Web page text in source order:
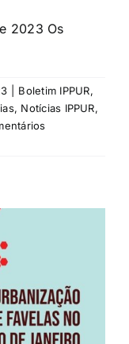
2023 Os
Boletim IPPUR,
, Notícias IPPUR,